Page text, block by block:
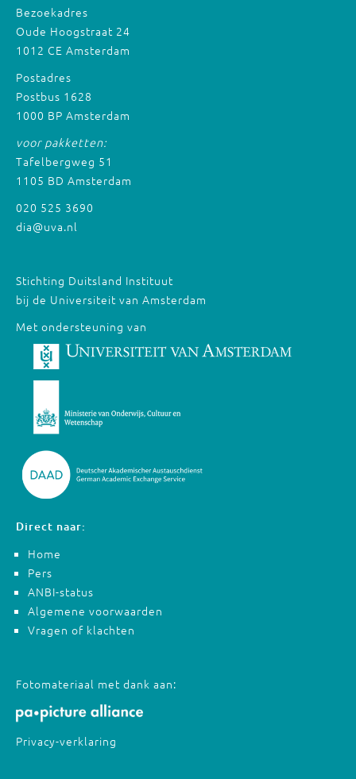
Bezoekadres
Oude Hoogstraat 24
1012 CE Amsterdam
Postadres
Postbus 1628
1000 BP Amsterdam
voor pakketten:
Tafelbergweg 51
1105 BD Amsterdam
020 525 3690
dia@uva.nl
Stichting Duitsland Instituut
bij de Universiteit van Amsterdam
Met ondersteuning van
Direct naar:
Home
Pers
ANBI-status
Algemene voorwaarden
Vragen of klachten
Fotomateriaal met dank aan:
Privacy-verklaring